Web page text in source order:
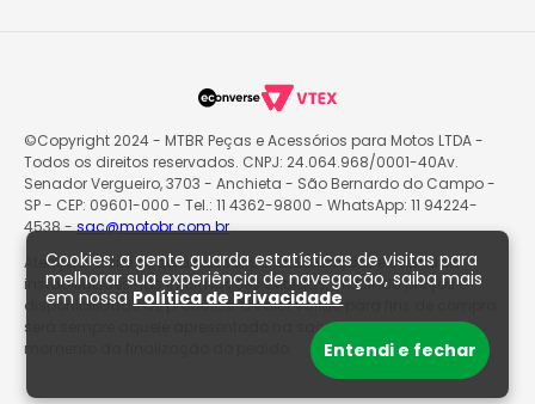
Cookies: a gente guarda estatísticas de visitas para
melhorar sua experiência de navegação, saiba mais
em nossa Política de Privacidade
Entendi e fechar
©Copyright 2024 - MTBR Peças e Acessórios para Motos LTDA -
Todos os direitos reservados. CNPJ: 24.064.968/0001-40Av.
Senador Vergueiro, 3703 - Anchieta - São Bernardo do Campo -
SP - CEP: 09601-000 - Tel.: 11 4362-9800 - WhatsApp: 11 94224-
4538 -sac@motobr.com.br
Atenção: O site poderá passar por atualizações e eventuais
instabilidades nas informações exibidas, incluindo preços e
disponibilidade de produtos. O valor válido para fins de compra
será sempre aquele apresentado na sacola de produtos no
momento da finalização do pedido.